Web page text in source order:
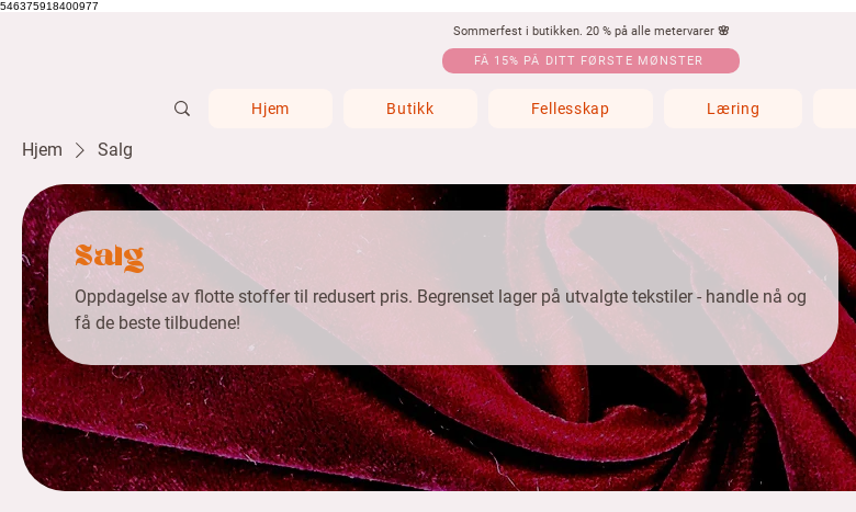
546375918400977
Sommerfest i butikken. 20 % på alle metervarer 🌸
FÅ 15% PÅ DITT FØRSTE MØNSTER
Hjem Butikk Fellesskap Læring
Hjem Salg
Salg
Oppdagelse av flotte stoffer til redusert pris. Begrenset lager på utvalgte tekstiler - handle nå og
få de beste tilbudene!